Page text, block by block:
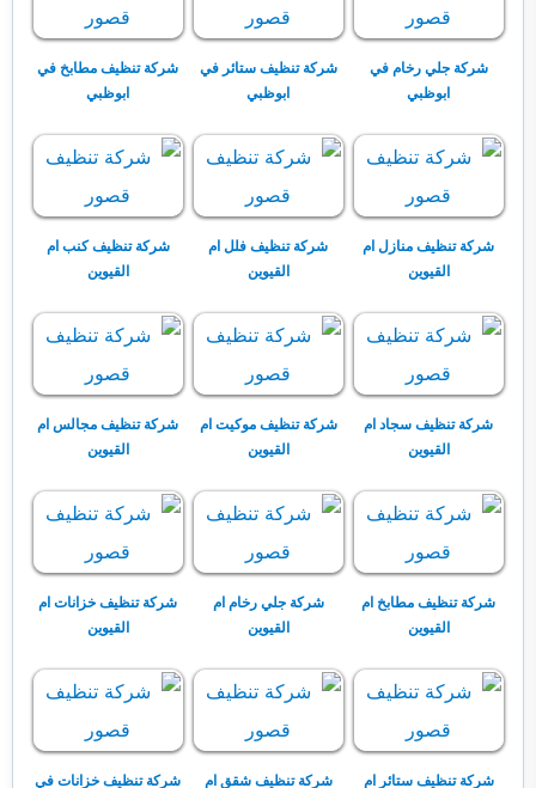
شركة جلي رخام في
ابوظبي
شركة تنظيف ستائر في
ابوظبي
شركة تنظيف مطابخ في
ابوظبي
شركة تنظيف منازل ام
القيوين
شركة تنظيف فلل ام
القيوين
شركة تنظيف كنب ام
القيوين
شركة تنظيف سجاد ام
القيوين
شركة تنظيف موكيت ام
القيوين
شركة تنظيف مجالس ام
القيوين
شركة تنظيف مطابخ ام
القيوين
شركة جلي رخام ام
القيوين
شركة تنظيف خزانات ام
القيوين
شركة تنظيف ستائر ام
شركة تنظيف شقق ام
شركة تنظيف خزانات في